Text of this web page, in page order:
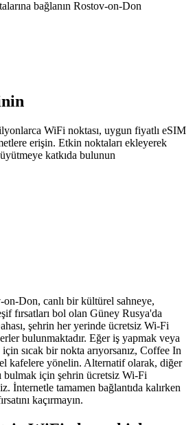
bağlanın Rostov-on-Don
WiFi noktası, uygun fiyatlı eSIM
erişin. Etkin noktaları ekleyerek
katkıda bulunun
on-Don, canlı bir kültürel sahneye,
fırsatları bol olan Güney Rusya'da
şehrin her yerinde ücretsiz Wi-Fi
bulunmaktadır. Eğer iş yapmak veya
sıcak bir nokta arıyorsanız, Coffee In
kafelere yönelin. Alternatif olarak, diğer
bulmak için şehrin ücretsiz Wi-Fi
İnternetle tamamen bağlantıda kalırken
kaçırmayın.